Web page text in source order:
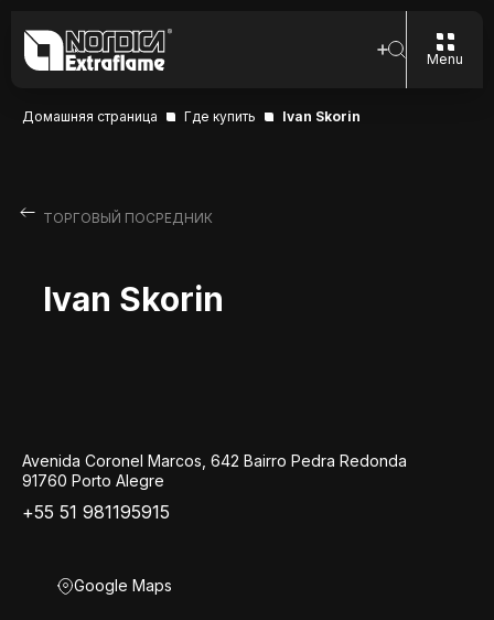
Menu
Домашняя страница Где купить Ivan Skorin
ТОРГОВЫЙ ПОСРЕДНИК
Ivan Skorin
Avenida Coronel Marcos, 642 Bairro Pedra Redonda
91760 Porto Alegre
+55 51 981195915
Google Maps